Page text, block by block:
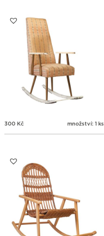
300 Kč množství: 1 ks